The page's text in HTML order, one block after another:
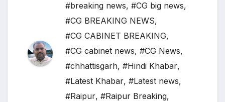
#breaking news, #CG big news,
#CG BREAKING NEWS,
#CG CABINET BREAKING,
#CG cabinet news, #CG News,
#chhattisgarh, #Hindi Khabar,
#Latest Khabar, #Latest news,
#Raipur, #Raipur Breaking,